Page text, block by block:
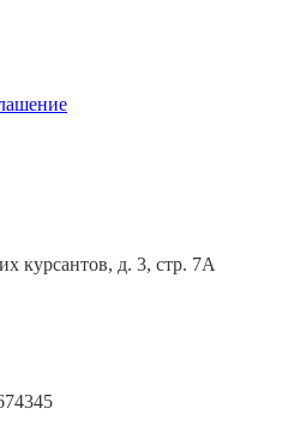
курсантов, д. 3, стр. 7А